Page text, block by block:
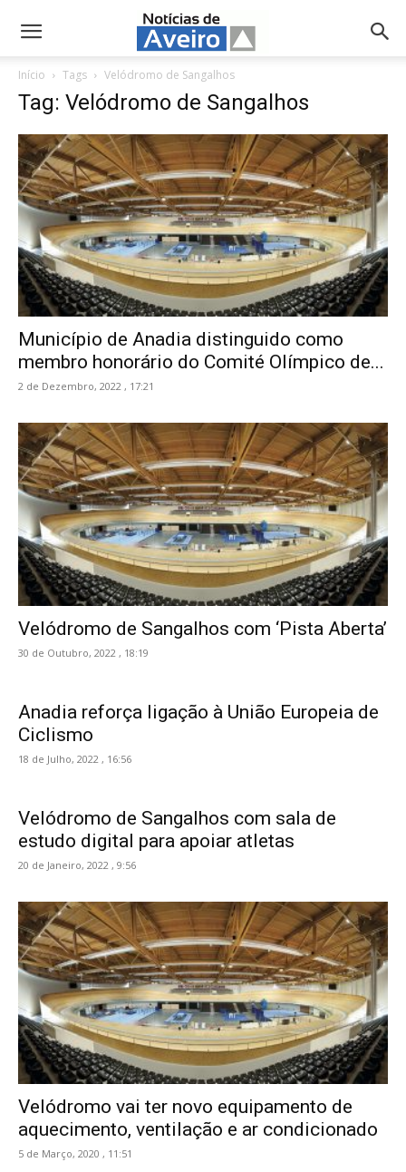
NotíciasdeAveiro.pt
Início Tags Velódromo de Sangalhos
Tag: Velódromo de Sangalhos
Município de Anadia distinguido como
membro honorário do Comité Olímpico de...
2 de Dezembro, 2022 , 17:21
Velódromo de Sangalhos com ‘Pista Aberta’
30 de Outubro, 2022 , 18:19
Anadia reforça ligação à União Europeia de
Ciclismo
18 de Julho, 2022 , 16:56
Velódromo de Sangalhos com sala de
estudo digital para apoiar atletas
20 de Janeiro, 2022 , 9:56
Velódromo vai ter novo equipamento de
aquecimento, ventilação e ar condicionado
5 de Março, 2020 , 11:51